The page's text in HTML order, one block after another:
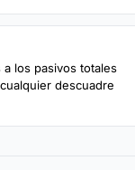
los pasivos totales
descuadre